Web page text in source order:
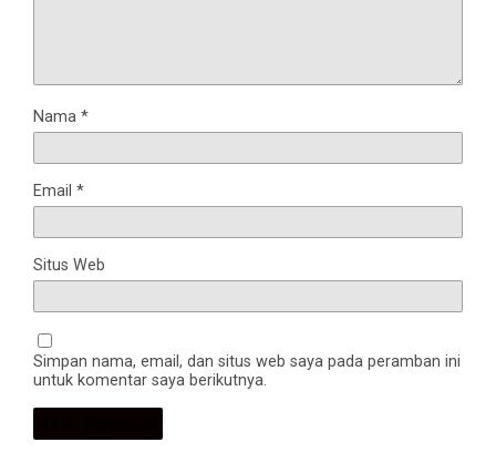
Nama *
Email *
Situs Web
Simpan nama, email, dan situs web saya pada peramban ini
untuk komentar saya berikutnya.